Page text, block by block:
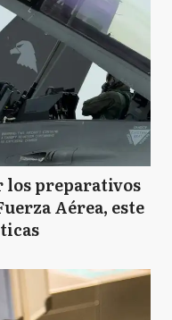
los preparativos
Aérea, este